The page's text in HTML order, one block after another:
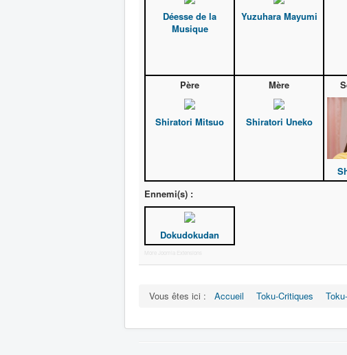
Déesse de la
Musique
Yuzuhara Mayumi
Père
Shiratori Mitsuo
Mère
Shiratori Uneko
Ennemi(s) :
Dokudokudan
More Joomla Extensions
Vous êtes ici : Accueil Toku-Critiques